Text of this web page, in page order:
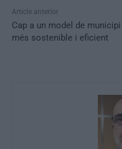
Article anterior
Cap a un model de municipi
més sostenible i eficient